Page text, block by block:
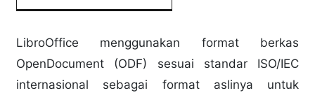
LibroOffice menggunakan format berkas
OpenDocument (ODF) sesuai standar ISO/IEC
internasional sebagai format aslinya untuk